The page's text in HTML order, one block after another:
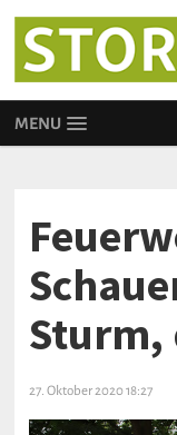
MENU
Sturm,
27. Oktober 2020 18:27